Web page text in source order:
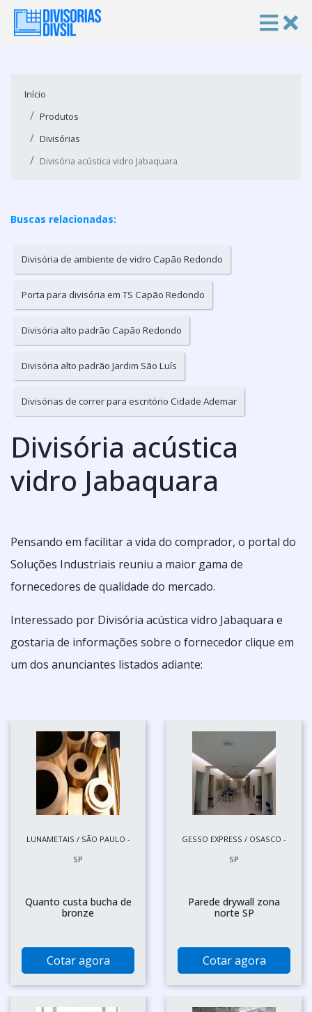
Início
Produtos
Divisórias
Divisória acústica vidro Jabaquara
Buscas relacionadas:
Divisória de ambiente de vidro Capão Redondo
Porta para divisória em TS Capão Redondo
Divisória alto padrão Capão Redondo
Divisória alto padrão Jardim São Luís
Divisórias de correr para escritório Cidade Ademar
Divisória acústica
vidro Jabaquara
Pensando em facilitar a vida do comprador, o portal do
Soluções Industriais reuniu a maior gama de
fornecedores de qualidade do mercado.
Interessado por Divisória acústica vidro Jabaquara e
gostaria de informações sobre o fornecedor clique em
um dos anunciantes listados adiante:
LUNAMETAIS / SÃO PAULO -
SP
Quanto custa bucha de
bronze
Cotar agora
GESSO EXPRESS / OSASCO -
SP
Parede drywall zona
norte SP
Cotar agora